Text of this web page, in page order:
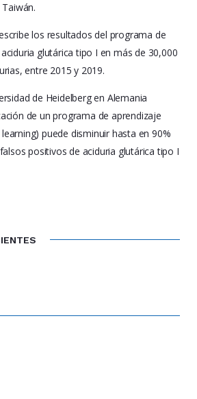
los resultados del programa de
glutárica tipo I en más de 30,000
entre 2015 y 2019.
de Heidelberg en Alemania
de un programa de aprendizaje
puede disminuir hasta en 90%
positivos de aciduria glutárica tipo I